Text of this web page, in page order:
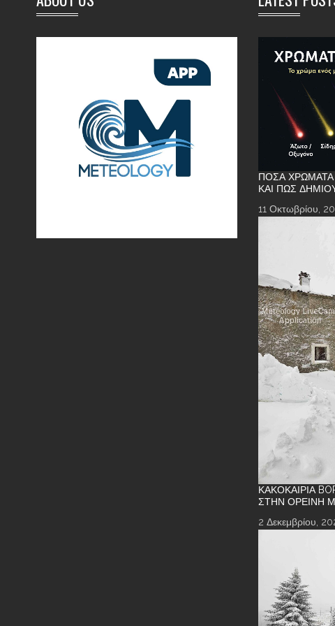
ΠΌΣΑ ΧΡΏΜΑΤΑ
ΚΑΙ ΠΏΣ
11 Οκτωβρίου,
ΚΑΚΟΚΑΙΡΊΑ
ΣΤΗΝ ΟΡΕΙΝΉ
2 Δεκεμβρίου,